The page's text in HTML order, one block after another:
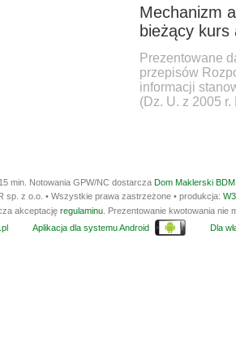
Mechanizm
bieżący
Prezentowane
przepisów
informacji
(Dz. U. z 2005
min. Notowania GPW/NC dostarcza Dom Maklerski
sp. z o.o. • Wszystkie prawa zastrzeżone • produkcja:
akceptację regulaminu . Prezentowanie kwotowania
Aplikacja dla systemu Android Dla